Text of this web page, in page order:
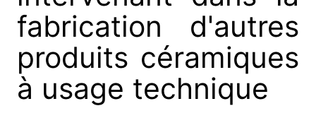
fabrication d'autres
produits céramiques
à usage technique